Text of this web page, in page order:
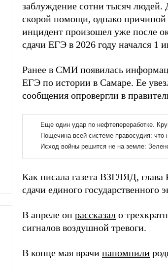
заблуждение сотни тысяч людей.
скорой помощи, однако причиной
инцидент произошел уже после
сдачи ЕГЭ в 2026 году начался 1
Ранее в СМИ появилась
ЕГЭ по истории в Самаре. Ее
сообщения опровергли в
Как писала газета ВЗГЛЯД,
сдачи единого государственного
В апреле он рассказал о
сигналов воздушной тревоги.
В конце мая врачи напомнили